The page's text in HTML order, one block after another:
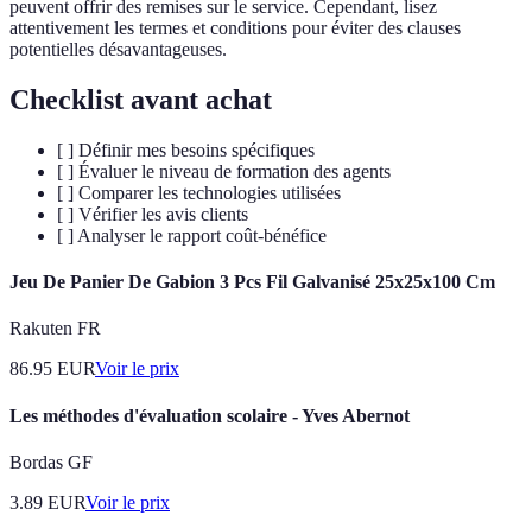
peuvent offrir des remises sur le service. Cependant, lisez
attentivement les termes et conditions pour éviter des clauses
potentielles désavantageuses.
Checklist avant achat
[ ] Définir mes besoins spécifiques
[ ] Évaluer le niveau de formation des agents
[ ] Comparer les technologies utilisées
[ ] Vérifier les avis clients
[ ] Analyser le rapport coût-bénéfice
Jeu De Panier De Gabion 3 Pcs Fil Galvanisé 25x25x100 Cm
Rakuten FR
86.95 EURVoir le prix
Les méthodes d'évaluation scolaire - Yves Abernot
Bordas GF
3.89 EURVoir le prix